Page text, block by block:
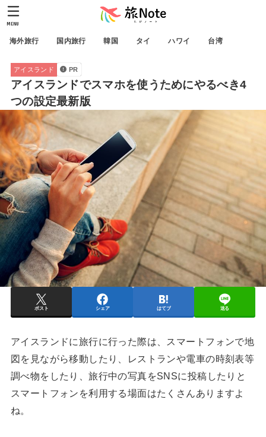
海外旅行 国内旅行 韓国 タイ ハワイ 台湾
MENU
アイスランド PR
アイスランドでスマホを使うためにやるべき4
つの設定最新版
ポスト シェア はてブ 送る
アイスランドに旅行に行った際は、スマートフォンで地
図を見ながら移動したり、レストランや電車の時刻表等
調べ物をしたり、旅行中の写真をSNSに投稿したりと
スマートフォンを利用する場面はたくさんありますよ
ね。